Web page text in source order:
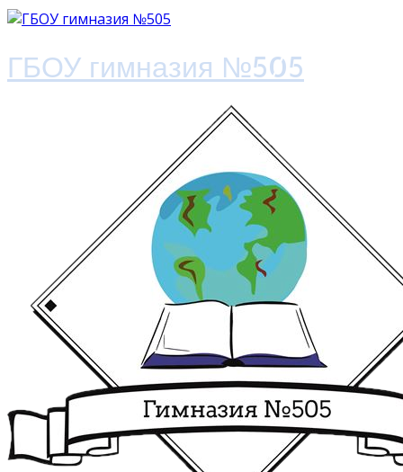
ГБОУ гимназия №505